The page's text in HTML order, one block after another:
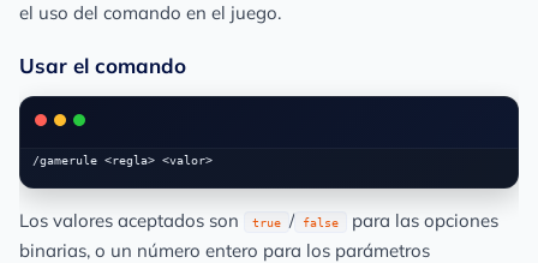
el uso del comando en el juego.
Usar el comando
Los valores aceptados son true / false
para las opciones
binarias, o un número entero para los parámetros